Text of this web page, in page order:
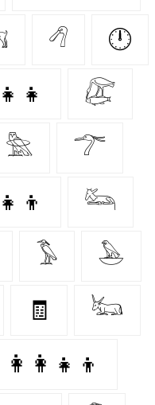
𓆁 🕛
𓅻
𓅗 𓆀
𓃛
𓅣 𓅅
🧾 𓃜
👩‍👩‍👧‍👦